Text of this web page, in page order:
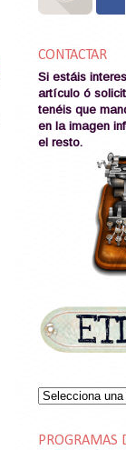
CONTACTAR
Si estáis
artículo ó
tenéis que
en la imagen
el resto.
PROGRAMAS